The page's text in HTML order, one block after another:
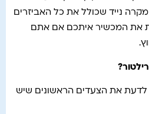
נייד שכולל את כל האביזרים
את המכשיר איתכם אם אתם
?
את הצעדים הראשונים שיש